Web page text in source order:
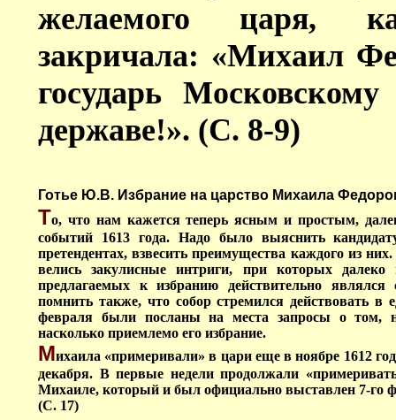
желаемого царя,
закричала: «Михаил
государь
державе!». (С. 8-9)
Готье Ю.В. Избрание на царство Михаила
То, что нам кажется теперь ясным и простым,
событий 1613 года. Надо было выяснить
претендентах, взвесить преимущества каждого из
велись закулисные интриги, при которых
предлагаемых к избранию действительно
помнить также, что собор стремился действовать в
февраля были посланы на места запросы о том,
насколько приемлемо его избрание.
Михаила «примеривали» в цари еще в ноябре 1612
декабря. В первые недели продолжали
Михаиле, который и был официально выставлен 7-го
(С. 17)